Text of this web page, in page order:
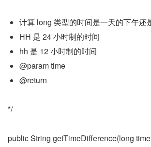
计算 long 类型的时间是一天的下午还
HH 是 24 小时制的时间
hh 是 12 小时制的时间
@param time
@return
*/
public String getTimeDifference(long